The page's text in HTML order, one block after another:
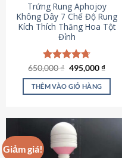
Trứng Rung Aphojoy
Không Dây 7 Chế Độ Rung
Kích Thích Thăng Hoa Tột
Đỉnh
Được xếp
hạng4.72
5 sao
650,000₫ Giá
là:
650,000 ₫.
495,000₫Giá
tại
THÊM VÀO GIỎ HÀNG
Giảm giá!